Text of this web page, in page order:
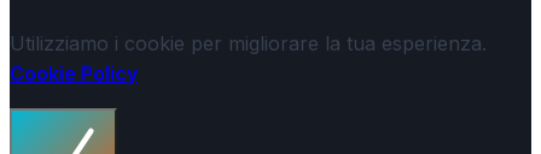
Utilizziamo i cookie per migliorare la tua esperienza.
Cookie Policy